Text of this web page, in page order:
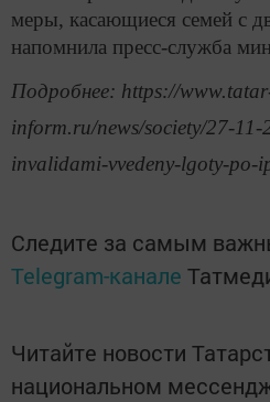
меры, касающиеся семей с
напомнила пресс-служба
Подробнее: https://
inform.ru/news/society/27-11-
invalidami-vvedeny-lgoty-po-
Следите за самым
Telegram-канале
Читайте новости
национальном